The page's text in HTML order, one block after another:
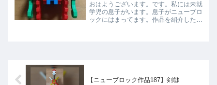
おはようございます。です。私には未就
学児の息子がいます。息子がニューブロ
ックにはまってます。作品を紹介したい
【ニューブロック作品187】剣⑬